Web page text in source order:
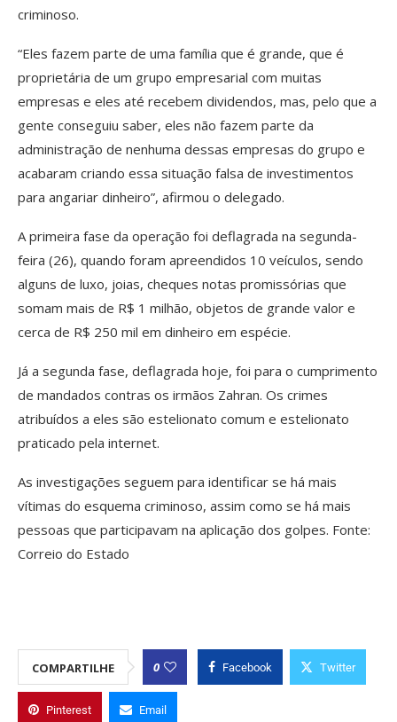
criminoso.
“Eles fazem parte de uma família que é grande, que é
proprietária de um grupo empresarial com muitas
empresas e eles até recebem dividendos, mas, pelo que a
gente conseguiu saber, eles não fazem parte da
administração de nenhuma dessas empresas do grupo e
acabaram criando essa situação falsa de investimentos
para angariar dinheiro”, afirmou o delegado.
A primeira fase da operação foi deflagrada na segunda-
feira (26), quando foram apreendidos 10 veículos, sendo
alguns de luxo, joias, cheques notas promissórias que
somam mais de R$ 1 milhão, objetos de grande valor e
cerca de R$ 250 mil em dinheiro em espécie.
Já a segunda fase, deflagrada hoje, foi para o cumprimento
de mandados contras os irmãos Zahran. Os crimes
atribuídos a eles são estelionato comum e estelionato
praticado pela internet.
As investigações seguem para identificar se há mais
vítimas do esquema criminoso, assim como se há mais
pessoas que participavam na aplicação dos golpes. Fonte:
Correio do Estado
COMPARTILHE 0 Facebook Twitter
Pinterest Email